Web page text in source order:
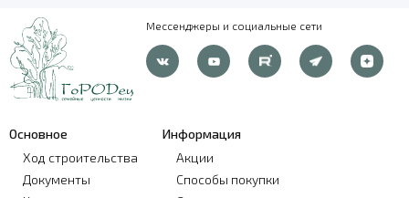
Мессенджеры и социальные сети
Основное
Ход строительства
Документы
Информация
Акции
Способы покупки